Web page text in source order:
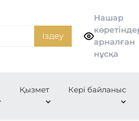
Іздеу
Нашар
арналған
нұсқа
Қызмет Кері байланыс